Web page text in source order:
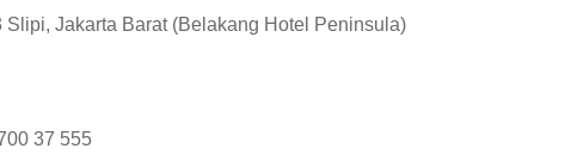
Slipi, Jakarta Barat (Belakang Hotel Peninsula)
37 555